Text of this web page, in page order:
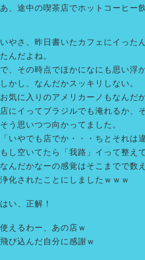
あ、途中の喫茶店でホットコーヒー
いやさ、昨日書いたカフェにイった
たんだよね。
で、その時点でほかになにも思い浮
しかし、なんだかスッキリしない。
お気に入りのアメリカーノもなんだ
店にイってブラジルでも淹れるか、
そう思いつつ向かってました。
「いやでも店でか・・・ちとそれは
もし空いてたら「我路」イって整え
なんだかなーの感覚はそこまでで数
浄化されたことにしましたｗｗｗ
はい、正解！
使えるわー、あの店ｗ
飛び込んだ自分に感謝ｗ